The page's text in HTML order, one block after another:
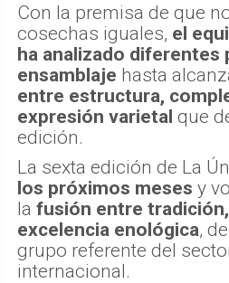
Con la premisa de que
cosechas iguales, el
ha analizado diferentes
ensamblaje hasta
entre estructura,
expresión varietal que
edición.
La sexta edición de La
los próximos meses y
la fusión entre
excelencia enológica,
grupo referente del
internacional.